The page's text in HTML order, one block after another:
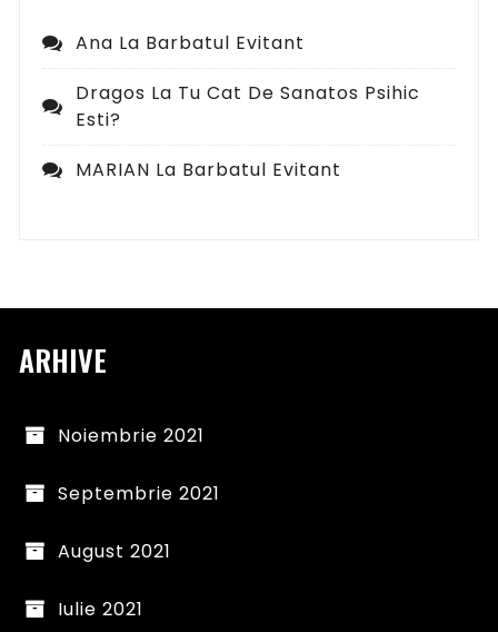
Ana La Barbatul Evitant
Dragos La Tu Cat De Sanatos Psihic
Esti?
MARIAN La Barbatul Evitant
ARHIVE
Noiembrie 2021
Septembrie 2021
August 2021
Iulie 2021